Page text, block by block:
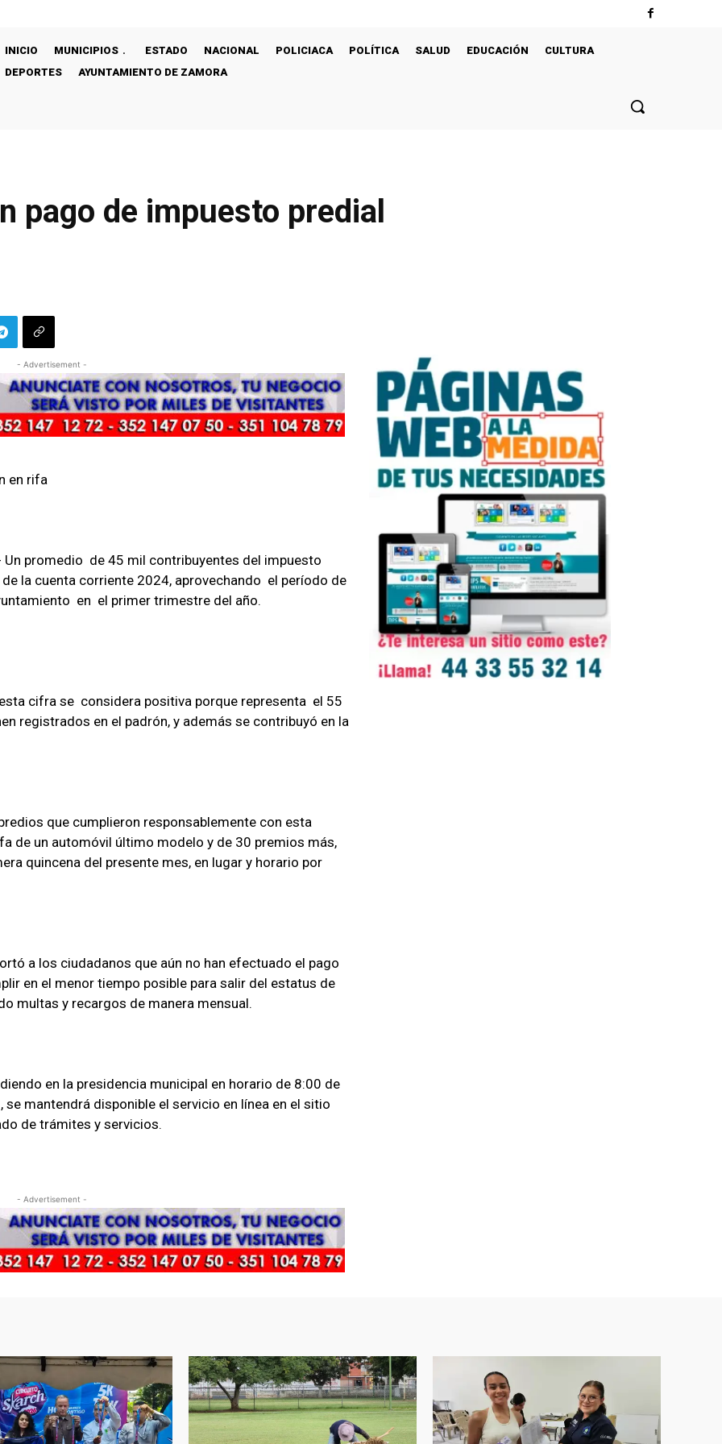
INICIO MUNICIPIOS ESTADO NACIONAL POLICIACA POLÍTICA SALUD EDUCACIÓN
CULTURA
DEPORTES
AYUNTAMIENTO DE ZAMORA
pago de impuesto predial
- Advertisement -
en rifa
promedio de 45 mil contribuyentes del impuesto
la cuenta corriente 2024, aprovechando el período de
en el primer trimestre del año.
cifra se considera positiva porque representa el 55
registrados en el padrón, y además se contribuyó en la
que cumplieron responsablemente con esta
de un automóvil último modelo y de 30 premios más,
quincena del presente mes, en lugar y horario por
a los ciudadanos que aún no han efectuado el pago
en el menor tiempo posible para salir del estatus de
multas y recargos de manera mensual.
en la presidencia municipal en horario de 8:00 de
mantendrá disponible el servicio en línea en el sitio
de trámites y servicios.
- Advertisement -